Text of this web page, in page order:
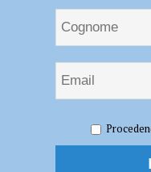
Cagliari: 4-0 al Quattro Mori